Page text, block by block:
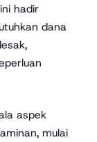
hadir
dana
aspek
mulai